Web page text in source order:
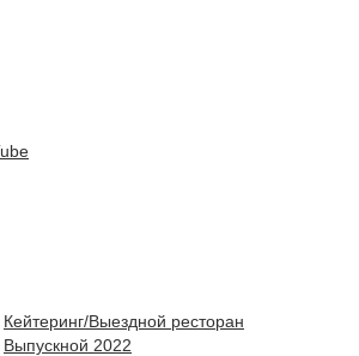
Кейтеринг/Выездной ресторан
Выпускной 2022